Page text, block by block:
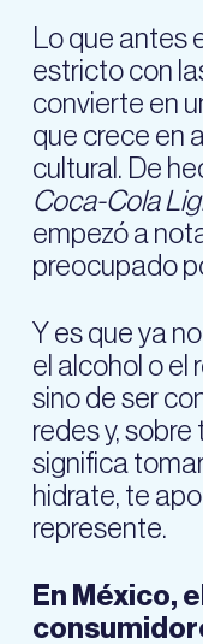
Lo que antes
estricto con
convierte en
que crece en
cultural. De
Coca-Cola
empezó a
preocupado
Y es que ya
el alcohol o el
sino de ser
redes y, sobre
significa
hidrate, te
represente.
En México,